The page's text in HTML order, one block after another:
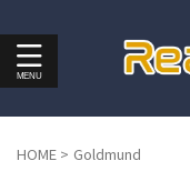
HOME > Goldmund